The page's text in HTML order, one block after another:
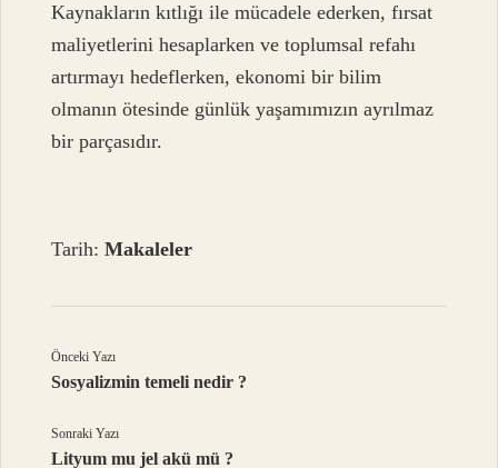
Kaynakların kıtlığı ile mücadele ederken, fırsat
maliyetlerini hesaplarken ve toplumsal refahı
artırmayı hedeflerken, ekonomi bir bilim
olmanın ötesinde günlük yaşamımızın ayrılmaz
bir parçasıdır.
Tarih:Makaleler
Önceki Yazı
Sosyalizmin temeli nedir ?
Sonraki Yazı
Lityum mu jel akü mü ?